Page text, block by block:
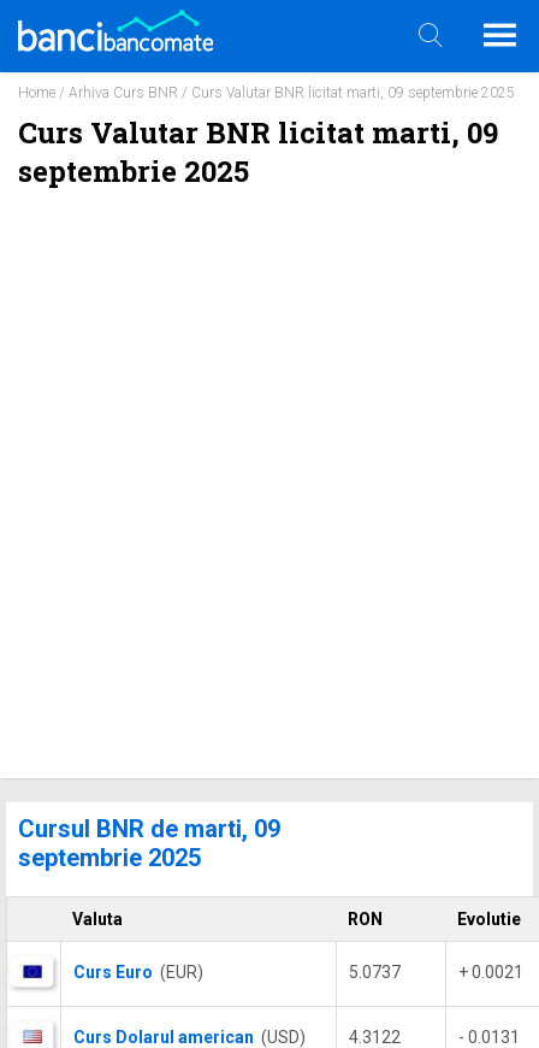
Home / Arhiva Curs BNR / Curs Valutar BNR licitat marti, 09 septembrie 2025
Curs Valutar BNR licitat marti, 09
septembrie 2025
Cursul BNR de marti, 09
septembrie 2025
Valuta RON Evolutie
Curs Euro (EUR) 5.0737 + 0.0021
Curs Dolarul american (USD) 4.3122 - 0.0131